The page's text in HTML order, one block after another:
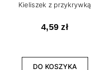
Kieliszek z przykrywką
4,59 zł
DO KOSZYKA